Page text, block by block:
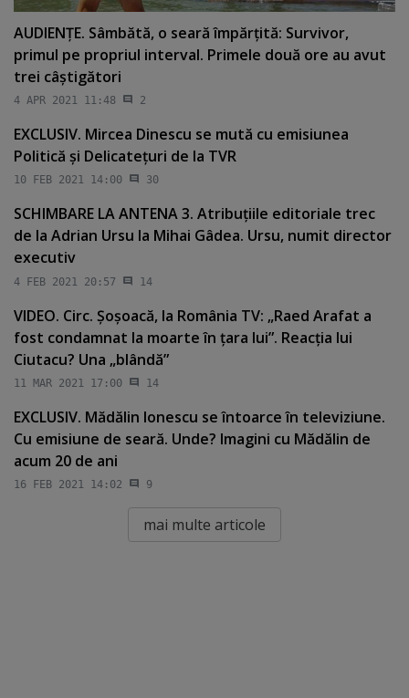
AUDIENŢE. Sâmbătă, o seară împărţită: Survivor,
primul pe propriul interval. Primele două ore au avut
trei câştigători
4 APR 2021 11:48 2
EXCLUSIV. Mircea Dinescu se mută cu emisiunea
Politică şi Delicateţuri de la TVR
10 FEB 2021 14:00 30
SCHIMBARE LA ANTENA 3. Atribuţiile editoriale trec
de la Adrian Ursu la Mihai Gâdea. Ursu, numit director
executiv
4 FEB 2021 20:57 14
VIDEO. Circ. Şoşoacă, la România TV: „Raed Arafat a
fost condamnat la moarte în ţara lui”. Reacţia lui
Ciutacu? Una „blândă”
11 MAR 2021 17:00 14
EXCLUSIV. Mădălin Ionescu se întoarce în televiziune.
Cu emisiune de seară. Unde? Imagini cu Mădălin de
acum 20 de ani
16 FEB 2021 14:02 9
mai multe articole